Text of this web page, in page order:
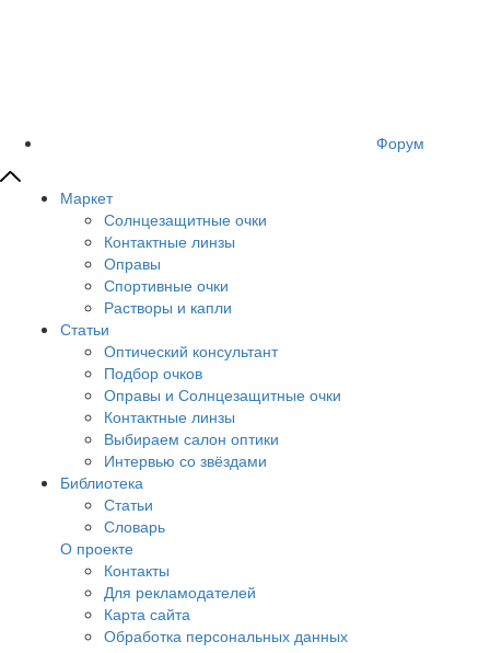
Форум
Маркет
Солнцезащитные очки
Контактные линзы
Оправы
Спортивные очки
Растворы и капли
Статьи
Оптический консультант
Подбор очков
Оправы и Солнцезащитные очки
Контактные линзы
Выбираем салон оптики
Интервью со звёздами
Библиотека
Статьи
Словарь
О проекте
Контакты
Для рекламодателей
Карта сайта
Обработка персональных данных